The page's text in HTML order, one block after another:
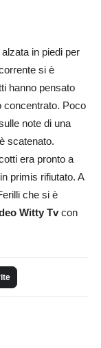
in piedi per
si è
hanno pensato
concentrato. Poco
note di una
scatenato.
era pronto a
primis rifiutato. A
che si è
Witty Tvcon